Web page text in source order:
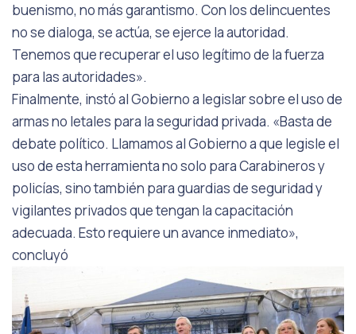
buenismo, no más garantismo. Con los delincuentes
no se dialoga, se actúa, se ejerce la autoridad.
Tenemos que recuperar el uso legítimo de la fuerza
para las autoridades».
Finalmente, instó al Gobierno a legislar sobre el uso de
armas no letales para la seguridad privada. «Basta de
debate político. Llamamos al Gobierno a que legisle el
uso de esta herramienta no solo para Carabineros y
policías, sino también para guardias de seguridad y
vigilantes privados que tengan la capacitación
adecuada. Esto requiere un avance inmediato»,
concluyó